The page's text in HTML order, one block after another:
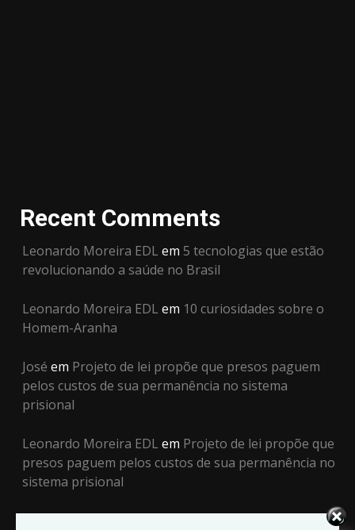
Recent Comments
Leonardo Moreira EDL em 5 tecnologias que estão
revolucionando a saúde no Brasil
Leonardo Moreira EDL em 10 curiosidades sobre o
Homem-Aranha
José em Projeto de lei propõe que presos paguem
pelos custos de sua permanência no sistema
prisional
Leonardo Moreira EDL em Projeto de lei propõe que
presos paguem pelos custos de sua permanência no
sistema prisional